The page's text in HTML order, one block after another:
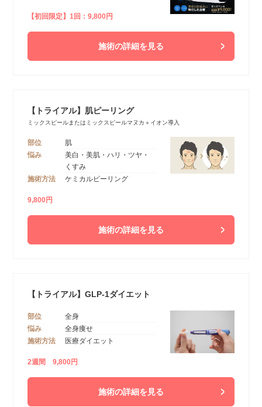
【初回限定】1回：9,800円
施術の詳細を見る
【トライアル】肌ピーリング
ミックスピールまたはミックスピールマヌカ＋イオン導入
部位
肌
悩み
美白・美肌・ハリ・ツヤ・
くすみ
施術方法
ケミカルピーリング
9,800円
施術の詳細を見る
【トライアル】GLP-1ダイエット
部位
全身
悩み
全身痩せ
施術方法
医療ダイエット
2週間 9,800円
施術の詳細を見る